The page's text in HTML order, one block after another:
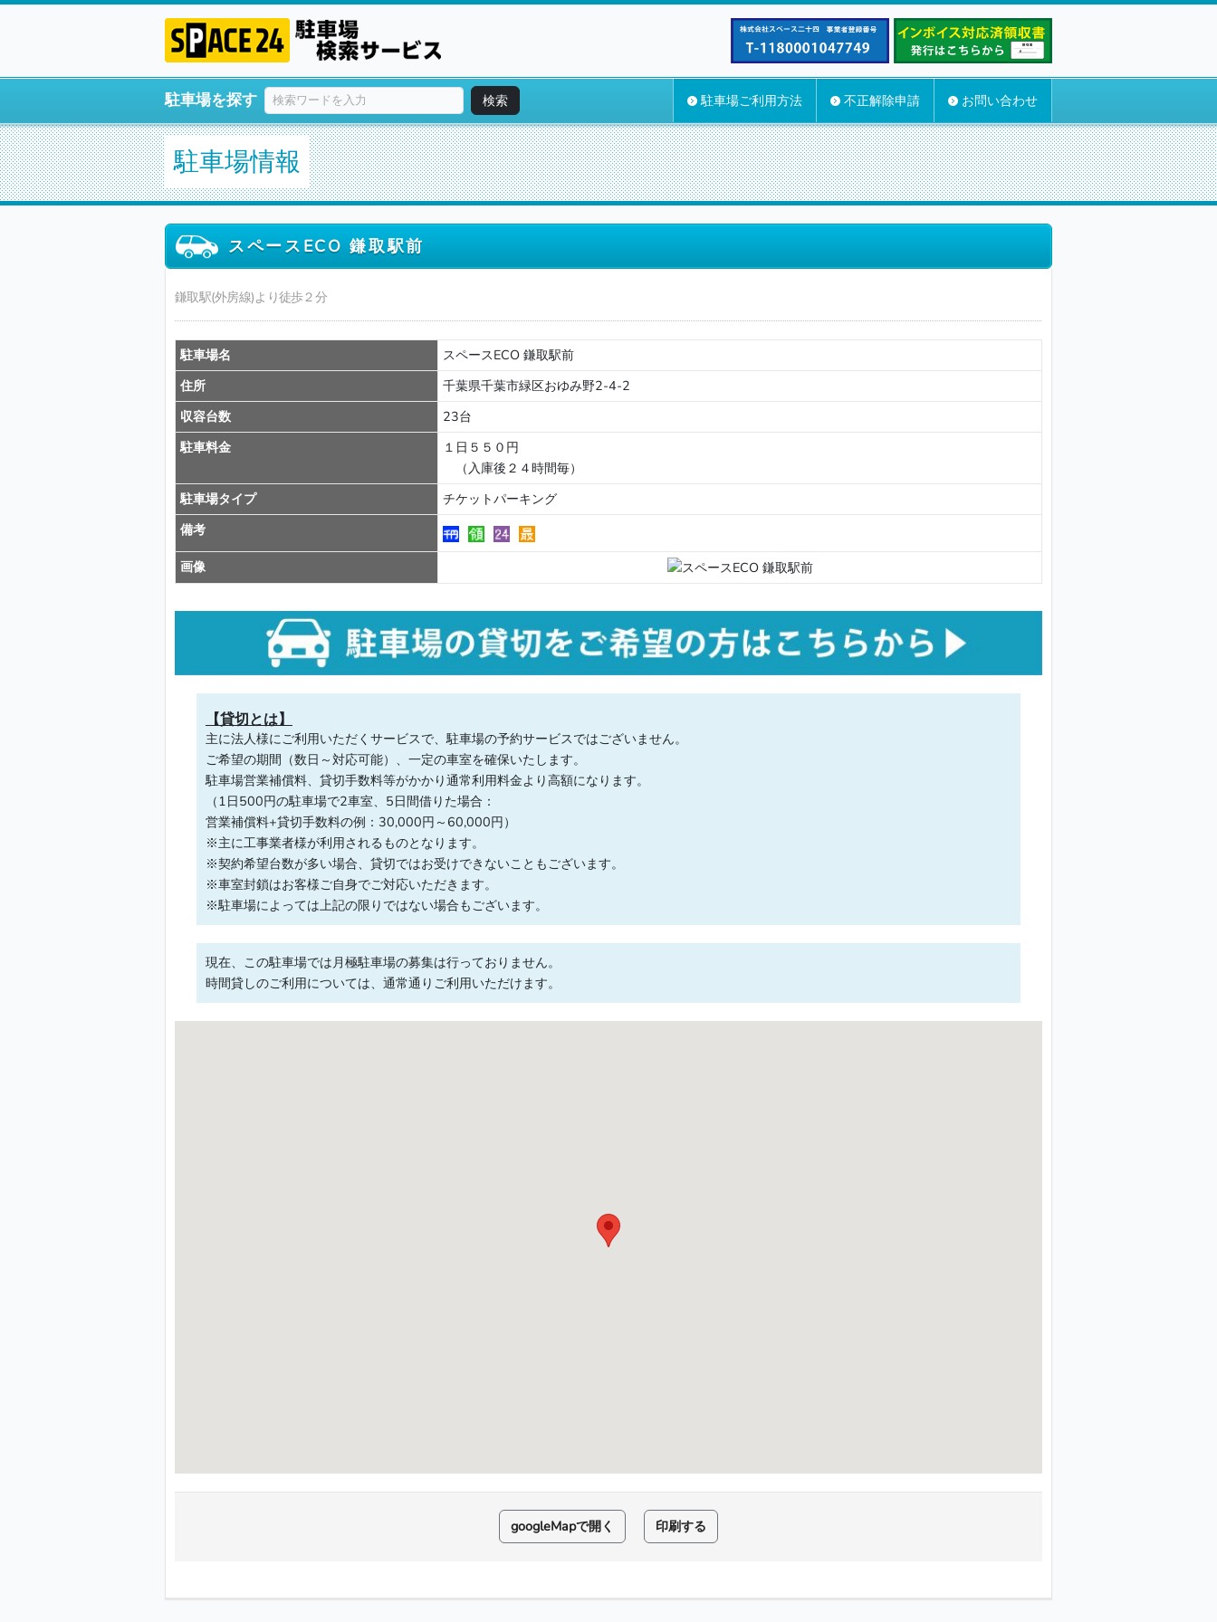
駐車場を探す 検索 駐車場ご利用方法 不正解除申請 お問い合わせ
駐車場情報
スペースECO 鎌取駅前
鎌取駅(外房線)より徒歩２分
駐車場名
スペースECO 鎌取駅前
住所
千葉県千葉市緑区おゆみ野2-4-2
収容台数
23台
駐車料金
１日５５０円
（入庫後２４時間毎）
駐車場タイプ
チケットパーキング
備考
画像
【貸切とは】
主に法人様にご利用いただくサービスで、駐車場の予約サービスではございません。
ご希望の期間（数日～対応可能）、一定の車室を確保いたします。
駐車場営業補償料、貸切手数料等がかかり通常利用料金より高額になります。
（1日500円の駐車場で2車室、5日間借りた場合：
営業補償料+貸切手数料の例：30,000円～60,000円）
※主に工事業者様が利用されるものとなります。
※契約希望台数が多い場合、貸切ではお受けできないこともございます。
※車室封鎖はお客様ご自身でご対応いただきます。
※駐車場によっては上記の限りではない場合もございます。
現在、この駐車場では月極駐車場の募集は行っておりません。
時間貸しのご利用については、通常通りご利用いただけます。
googleMapで開く 印刷する